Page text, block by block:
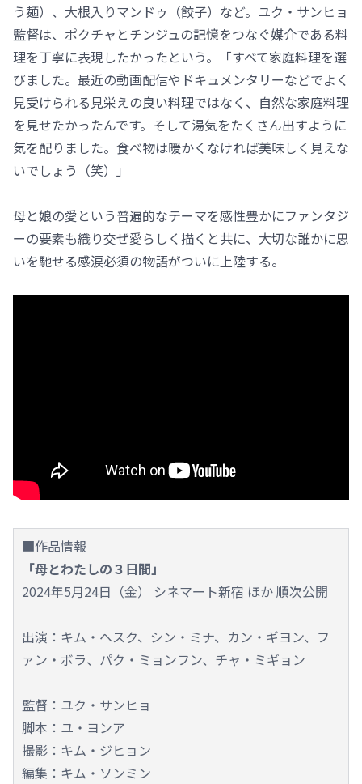
う麺）、大根入りマンドゥ（餃子）など。ユク・サンヒョ
監督は、ポクチャとチンジュの記憶をつなぐ媒介である料
理を丁寧に表現したかったという。「すべて家庭料理を選
びました。最近の動画配信やドキュメンタリーなどでよく
見受けられる見栄えの良い料理ではなく、自然な家庭料理
を見せたかったんです。そして湯気をたくさん出すように
気を配りました。食べ物は暖かくなければ美味しく見えな
いでしょう（笑）」
母と娘の愛という普遍的なテーマを感性豊かにファンタジ
ーの要素も織り交ぜ愛らしく描くと共に、大切な誰かに思
いを馳せる感涙必須の物語がついに上陸する。
■作品情報
「母とわたしの３日間」
2024年5月24日（金） シネマート新宿 ほか 順次公開
出演：キム・ヘスク、シン・ミナ、カン・ギヨン、フ
ァン・ボラ、パク・ミョンフン、チャ・ミギョン
監督：ユク・サンヒョ
脚本：ユ・ヨンア
撮影：キム・ジヒョン
編集：キム・ソンミン